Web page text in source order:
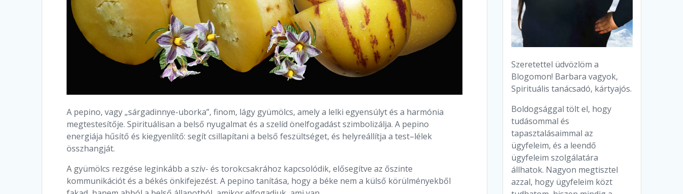
A pepino, vagy „sárgadinnye-uborka”, finom, lágy gyümölcs, amely a lelki egyensúlyt és a harmónia
megtestesítője. Spirituálisan a belső nyugalmat és a szelíd önelfogadást szimbolizálja. A pepino
energiája hűsítő és kiegyenlítő: segít csillapítani a belső feszültséget, és helyreállítja a test–lélek
összhangját.
A gyümölcs rezgése leginkább a szív- és torokcsakrához kapcsolódik, elősegítve az őszinte
kommunikációt és a békés önkifejezést. A pepino tanítása, hogy a béke nem a külső körülményekből
Szeretettel üdvözlöm a
Blogomon! Barbara vagyok,
Spirituális tanácsadó, kártyajós.
Boldogsággal tölt el, hogy
tudásommal és
tapasztalásaimmal az
ügyfeleim, és a leendő
ügyfeleim szolgálatára
állhatok. Nagyon megtisztel
azzal, hogy ügyfeleim közt